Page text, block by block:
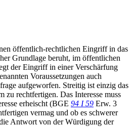
öffentlich-rechtlichen Eingriff in das
Grundlage beruht, im öffentlichen
der Eingriff in einer Verschärfung
Voraussetzungen auch
aufgeworfen. Streitig ist einzig das
zu rechtfertigen. Das Interesse muss
erheischt (BGE 94 I 59 Erw. 3
vermag und ob es schwerer
Antwort von der Würdigung der